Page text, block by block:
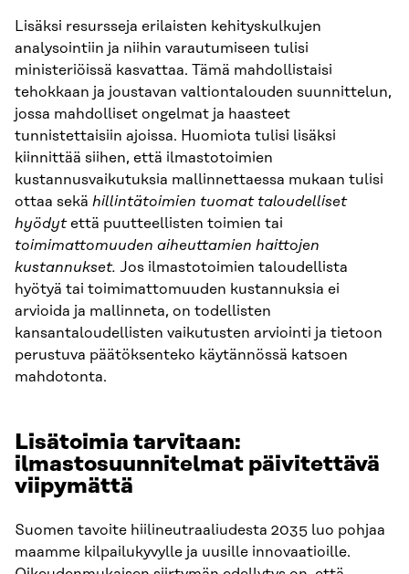
Lisäksi resursseja erilaisten kehityskulkujen
analysointiin ja niihin varautumiseen tulisi
ministeriöissä kasvattaa. Tämä mahdollistaisi
tehokkaan ja joustavan valtiontalouden suunnittelun,
jossa mahdolliset ongelmat ja haasteet
tunnistettaisiin ajoissa. Huomiota tulisi lisäksi
kiinnittää siihen, että ilmastotoimien
kustannusvaikutuksia mallinnettaessa mukaan tulisi
ottaa sekä hillintätoimien tuomat taloudelliset
hyödytettä puutteellisten toimien tai
toimimattomuuden aiheuttamien haittojen
kustannukset. Jos ilmastotoimien taloudellista
hyötyä tai toimimattomuuden kustannuksia ei
arvioida ja mallinneta, on todellisten
kansantaloudellisten vaikutusten arviointi ja tietoon
perustuva päätöksenteko käytännössä katsoen
mahdotonta.
Lisätoimia tarvitaan:
ilmastosuunnitelmat päivitettävä
viipymättä
Suomen tavoite hiilineutraaliudesta 2035 luo pohjaa
maamme kilpailukyvylle ja uusille innovaatioille.